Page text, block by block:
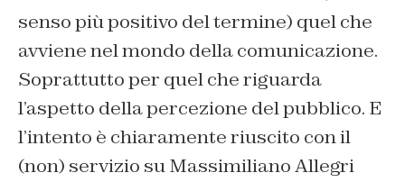
senso più positivo del termine) quel che
avviene nel mondo della comunicazione.
Soprattutto per quel che riguarda
l’aspetto della percezione del pubblico. E
l’intento è chiaramente riuscito con il
(non) servizio su Massimiliano Allegri